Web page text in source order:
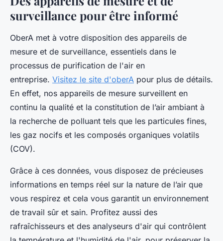
surveillance pour être informé
OberA met à votre disposition des appareils de
mesure et de surveillance, essentiels dans le
processus de purification de l'air en
entreprise. Visitez le site d'oberA pour plus de détails.
En effet, nos appareils de mesure surveillent en
continu la qualité et la constitution de l’air ambiant à
la recherche de polluant tels que les particules fines,
les gaz nocifs et les composés organiques volatils
(COV).
Grâce à ces données, vous disposez de précieuses
informations en temps réel sur la nature de l’air que
vous respirez et cela vous garantit un environnement
de travail sûr et sain. Profitez aussi des
rafraîchisseurs et des analyseurs d'air qui contrôlent